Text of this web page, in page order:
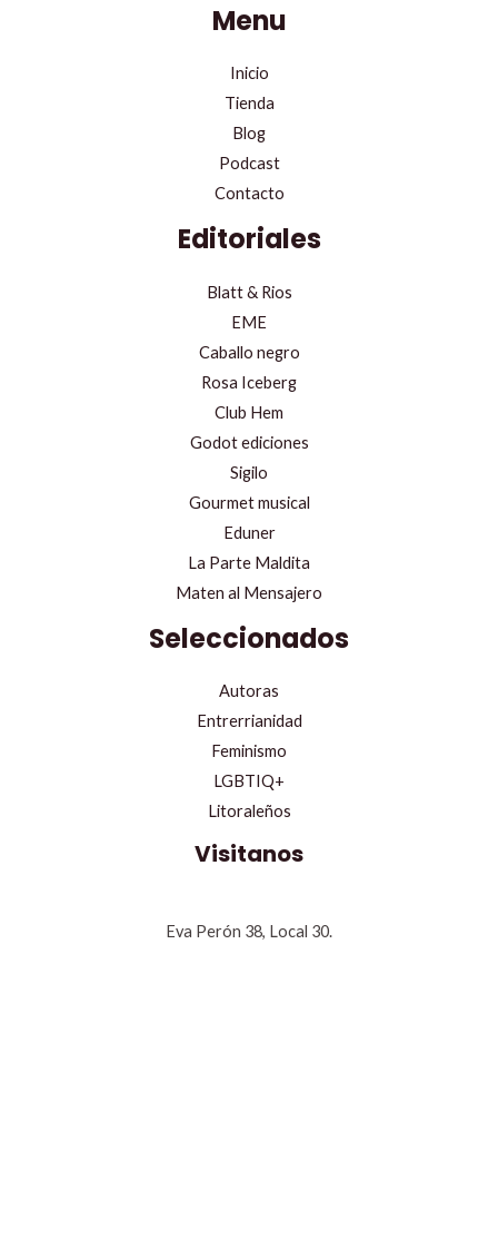
Menu
Inicio
Tienda
Blog
Podcast
Contacto
Editoriales
Blatt & Rios
EME
Caballo negro
Rosa Iceberg
Club Hem
Godot ediciones
Sigilo
Gourmet musical
Eduner
La Parte Maldita
Maten al Mensajero
Seleccionados
Autoras
Entrerrianidad
Feminismo
LGBTIQ+
Litoraleños
Visitanos
Eva Perón 38, Local 30.